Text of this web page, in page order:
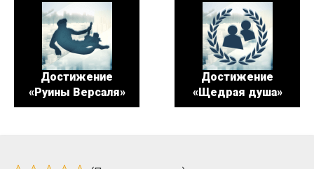
Достижение
«Руины Версаля»
Достижение
«Щедрая душа»